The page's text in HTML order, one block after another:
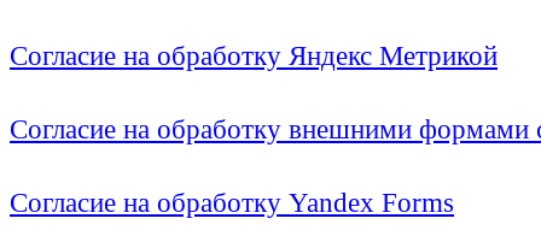
Согласие на обработку Яндекс Метрикой
Согласие на обработку внешними формами
Согласие на обработку Yandex Forms